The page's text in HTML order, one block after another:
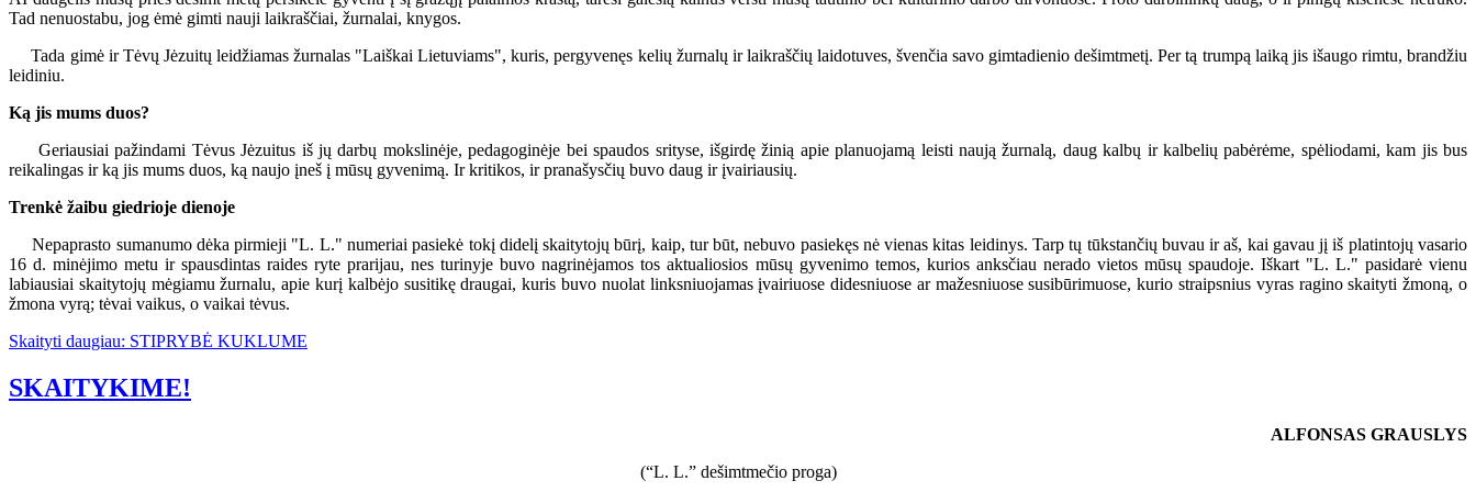
Tad nenuostabu, jog ėmė gimti nauji laikraščiai, žurnalai, knygos.
Tada gimė ir Tėvų Jėzuitų leidžiamas žurnalas "Laiškai Lietuviams", kuris, pergyvenęs kelių žurnalų ir laikraščių laidotuves, švenčia savo gimtadienio dešimtmetį. Per tą trumpą laiką jis išaugo rimtu, brandžiu
leidiniu.
Ką jis mums duos?
Geriausiai pažindami Tėvus Jėzuitus iš jų darbų mokslinėje, pedagoginėje bei spaudos srityse, išgirdę žinią apie planuojamą leisti naują žurnalą, daug kalbų ir kalbelių pabėrėme, spėliodami, kam jis bus
reikalingas ir ką jis mums duos, ką naujo įneš į mūsų gyvenimą. Ir kritikos, ir pranašysčių buvo daug ir įvairiausių.
Trenkė žaibu giedrioje dienoje
Nepaprasto sumanumo dėka pirmieji "L. L." numeriai pasiekė tokį didelį skaitytojų būrį, kaip, tur būt, nebuvo pasiekęs nė vienas kitas leidinys. Tarp tų tūkstančių buvau ir aš, kai gavau jį iš platintojų vasario
16 d. minėjimo metu ir spausdintas raides ryte prarijau, nes turinyje buvo nagrinėjamos tos aktualiosios mūsų gyvenimo temos, kurios anksčiau nerado vietos mūsų spaudoje. Iškart "L. L." pasidarė vienu
labiausiai skaitytojų mėgiamu žurnalu, apie kurį kalbėjo susitikę draugai, kuris buvo nuolat linksniuojamas įvairiuose didesniuose ar mažesniuose susibūrimuose, kurio straipsnius vyras ragino skaityti žmoną, o
žmona vyrą; tėvai vaikus, o vaikai tėvus.
Skaityti daugiau: STIPRYBĖ KUKLUME
SKAITYKIME!
ALFONSAS GRAUSLYS
(“L. L.” dešimtmečio proga)